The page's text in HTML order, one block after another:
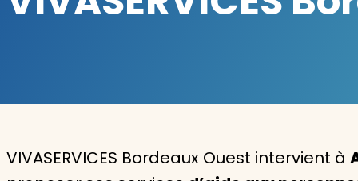
Aide à la personne
Handicaps
VIVASERVICES Bordeaux Ouest intervient à